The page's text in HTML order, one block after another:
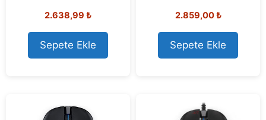
o
t
o
f
5
2.638,99 ₺
Sepete Ekle
o
t
o
f
5
2.859,00₺
Sepete Ekle